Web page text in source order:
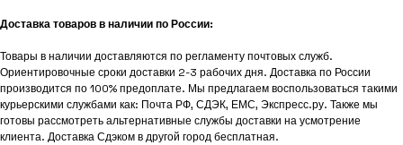
Доставка товаров в наличии по России:
Товары в наличии доставляются по регламенту почтовых служб.
Ориентировочные сроки доставки 2-3 рабочих дня. Доставка по России
производится по 100% предоплате. Мы предлагаем воспользоваться такими
курьерскими службами как: Почта РФ, СДЭК, ЕМС, Экспресс.ру. Также мы
готовы рассмотреть альтернативные службы доставки на усмотрение
клиента. Доставка Сдэком в другой город бесплатная.